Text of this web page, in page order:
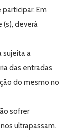
Em
(s), deverá
sujeita a
das entradas
do mesmo no
sofrer
ultrapassam.